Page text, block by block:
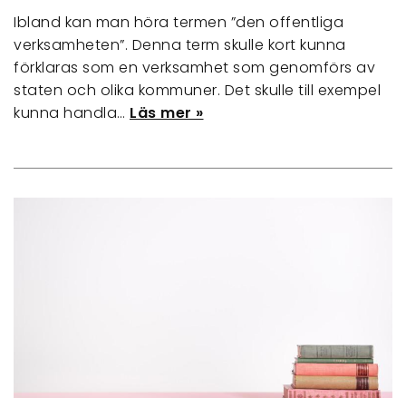
Ibland kan man höra termen ”den offentliga
verksamheten”. Denna term skulle kort kunna
förklaras som en verksamhet som genomförs av
staten och olika kommuner. Det skulle till exempel
kunna handla… Läs mer »